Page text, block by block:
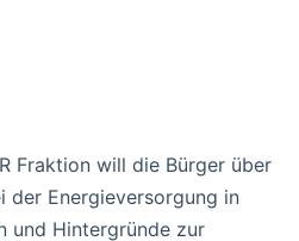
Fraktion will die Bürger über
der Energieversorgung in
und Hintergründe zur